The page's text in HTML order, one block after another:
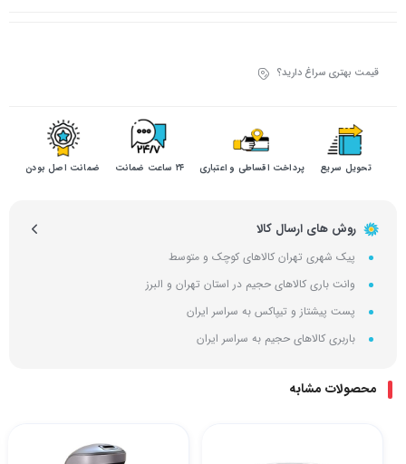
قیمت بهتری سراغ دارید؟
تحویل سریع پرداخت اقساطی و اعتباری ۲۴ ساعت ضمانت ضمانت اصل بودن
روش های ارسال کالا
پیک شهری تهران کالاهای کوچک و متوسط
وانت باری کالاهای حجیم در استان تهران و البرز
پست پیشتاز و تیپاکس به سراسر ایران
باربری کالاهای حجیم به سراسر ایران
محصولات مشابه